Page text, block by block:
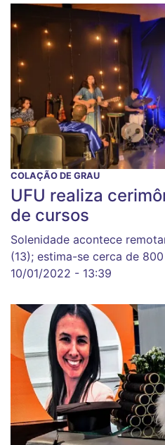
COLAÇÃO DE GRAU
UFU realiza
de cursos
Solenidade acontece
(13); estima-se cerca de
10/01/2022 - 13:39